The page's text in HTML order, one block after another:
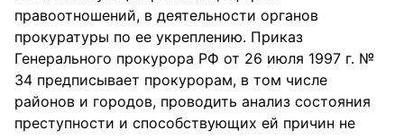
правоотношений, в деятельности органов
прокуратуры по ее укреплению. Приказ
Генерального прокурора РФ от 26 июля 1997 г. №
34 предписывает прокурорам, в том числе
районов и городов, проводить анализ состояния
преступности и способствующих ей причин не